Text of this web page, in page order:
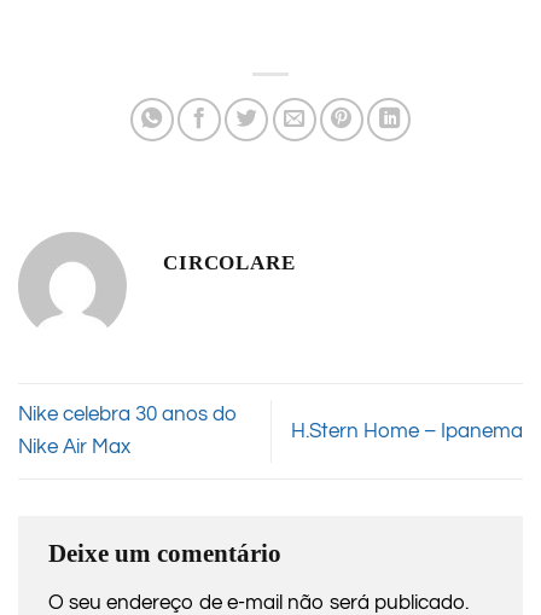
CIRCOLARE
Nike celebra 30 anos do
Nike Air Max
H.Stern Home – Ipanema
Deixe um comentário
O seu endereço de e-mail não será publicado.